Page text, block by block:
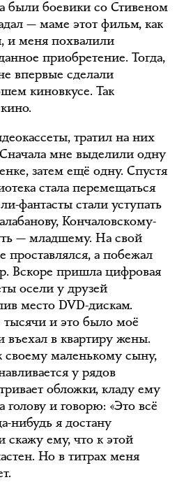
были боевики со Стивеном
— маме этот фильм, как
и меня похвалили
приобретение. Тогда,
впервые сделали
киновкусе. Так
тратил на них
мне выделили одну
затем ещё одну. Спустя
стала перемещаться
фантасты стали уступать
Кончаловскому-
— младшему. На свой
проставлялся, а побежал
Вскоре пришла цифровая
осели у друзей
место DVD-дискам.
и это было моё
в квартиру жены.
маленькому сыну,
у рядов
обложки, кладу ему
голову и говорю: «Это всё
нибудь я достану
скажу ему, что к этой
Но в титрах меня